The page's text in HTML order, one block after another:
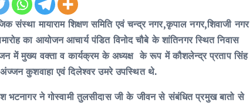
संस्था मायाराम शिक्षण समिति एवं चन्द्र नगर,कृपाल नगर,शिवाजी नगर
का आयोजन आचार्य पंडित विनोद चौबे के शांतिनगर स्थित निवास
में मुख्य वक्ता व कार्यक्रम के अध्यक्ष के रूप में कौशलेन्द्र प्रताप सिंह
कुशवाहा एवं दिलेश्वर उमरे उपस्थित थे.
ने गोस्वामी तुलसीदास जी के जीवन से संबंधित प्रमुख बातो से